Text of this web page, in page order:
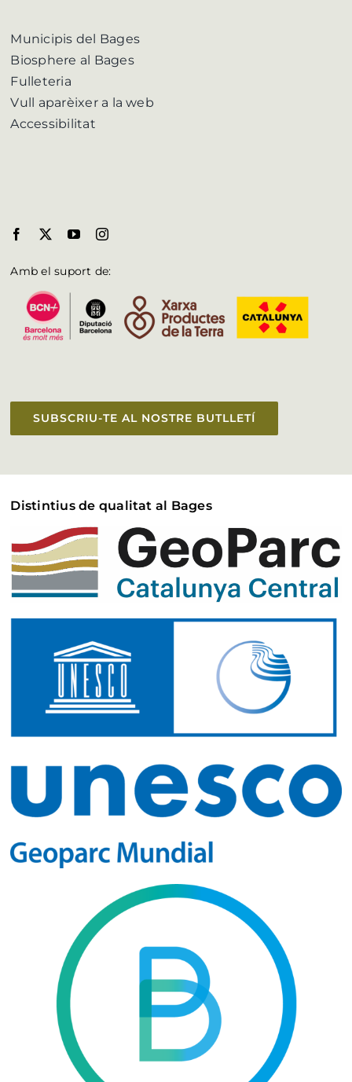
Municipis del Bages
Biosphere al Bages
Fulleteria
Vull aparèixer a la web
Accessibilitat
Amb el suport de:
SUBSCRIU-TE AL NOSTRE BUTLLETÍ
Distintius de qualitat al Bages